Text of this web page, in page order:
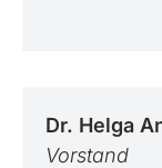
Dr. Helga
Vorstand